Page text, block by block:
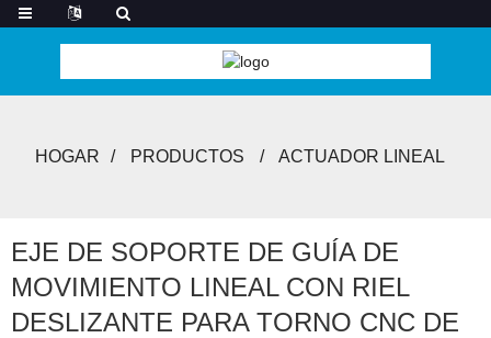
HOGAR PRODUCTOS ACTUADOR LINEAL
EJE DE SOPORTE DE GUÍA DE
MOVIMIENTO LINEAL CON RIEL
DESLIZANTE PARA TORNO CNC DE